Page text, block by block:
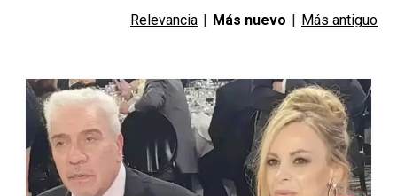
Relevancia | Más nuevo | Más antiguo